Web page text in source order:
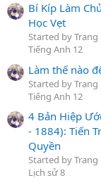
Bí Kíp Làm
Học Vẹt
Started by Trang
Tiếng Anh 12
Làm thế nào
Started by Trang
Tiếng Anh 12
4 Bản Hiệp
- 1884): Tiến
Quyền
Started by Trang
Lịch sử 8